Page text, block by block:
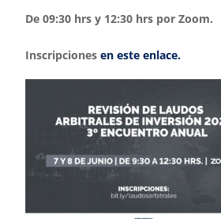
De 09:30 hrs y 12:30 hrs por Zoom.
Inscripciones en este enlace.